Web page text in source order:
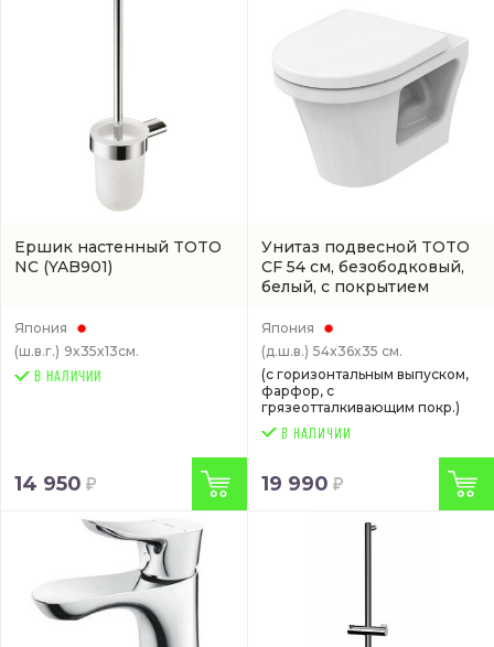
Ершик настенный TOTO
NC (YAB901)
Япония
(ш.в.г.) 9x35x13см.
В НАЛИЧИИ
14 950
Унитаз подвесной TOTO
CF 54 см, безободковый,
белый, с покрытием
CW132Y#NW1)
Япония
(д.ш.в.) 54x36x35 см.
(с горизонтальным выпуском,
фарфор, с
грязеотталкивающим покр.)
19 990